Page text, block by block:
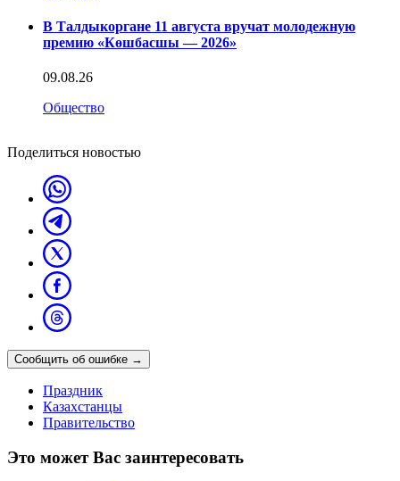
В Талдыкоргане 11 августа вручат молодежную
премию «Көшбасшы — 2026»
09.08.26
Общество
Поделиться новостью
Сообщить об ошибке →
Праздник
Казахстанцы
Правительство
Это может Вас заинтересовать